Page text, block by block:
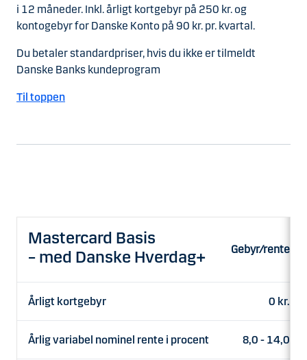
i 12 måneder. Inkl. årligt kortgebyr på 250 kr. og
kontogebyr for Danske Konto på 90 kr. pr. kvartal.
Du betaler standardpriser, hvis du ikke er tilmeldt
Danske Banks kundeprogram
Til toppen
Mastercard Basis
– med Danske Hverdag+
Gebyr/rente
Årligt kortgebyr 0 kr.
Årlig variabel nominel rente i procent 8,0 - 14,0